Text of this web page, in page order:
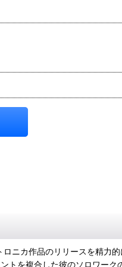
カ作品のリリースを精力
を複合した彼のソロワーク